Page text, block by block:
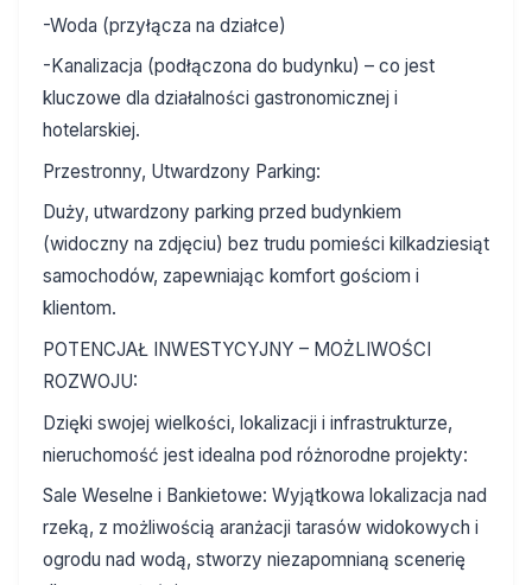
-Woda (przyłącza na działce)
-Kanalizacja (podłączona do budynku) – co jest
kluczowe dla działalności gastronomicznej i
hotelarskiej.
Przestronny, Utwardzony Parking:
Duży, utwardzony parking przed budynkiem
(widoczny na zdjęciu) bez trudu pomieści kilkadziesiąt
samochodów, zapewniając komfort gościom i
klientom.
POTENCJAŁ INWESTYCYJNY – MOŻLIWOŚCI
ROZWOJU:
Dzięki swojej wielkości, lokalizacji i infrastrukturze,
nieruchomość jest idealna pod różnorodne projekty:
Sale Weselne i Bankietowe: Wyjątkowa lokalizacja nad
rzeką, z możliwością aranżacji tarasów widokowych i
ogrodu nad wodą, stworzy niezapomnianą scenerię